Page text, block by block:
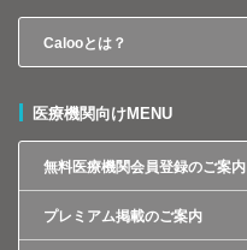
Calooとは？
医療機関向けMENU
無料医療機関会員登録のご案内
プレミアム掲載のご案内